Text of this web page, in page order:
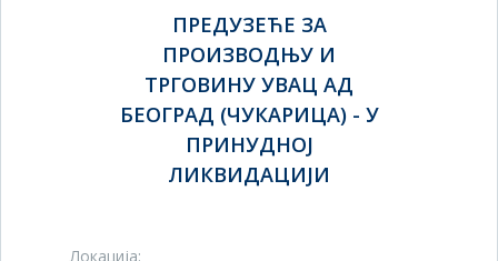
ПРЕДУЗЕЋЕ ЗА
ПРОИЗВОДЊУ И
ТРГОВИНУ УВАЦ АД
БЕОГРАД (ЧУКАРИЦА) - У
ПРИНУДНОЈ
ЛИКВИДАЦИЈИ
Локација: